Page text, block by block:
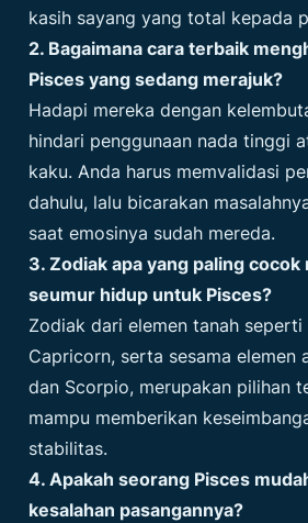
kasih sayang yang total kepada
2. Bagaimana cara terbaik
Pisces yang sedang merajuk?
Hadapi mereka dengan
hindari penggunaan nada tinggi
kaku. Anda harus memvalidasi
dahulu, lalu bicarakan
saat emosinya sudah mereda.
3. Zodiak apa yang paling cocok
seumur hidup untuk Pisces?
Zodiak dari elemen tanah seperti
Capricorn, serta sesama elemen
dan Scorpio, merupakan pilihan
mampu memberikan
stabilitas.
4. Apakah seorang Pisces
kesalahan pasangannya?